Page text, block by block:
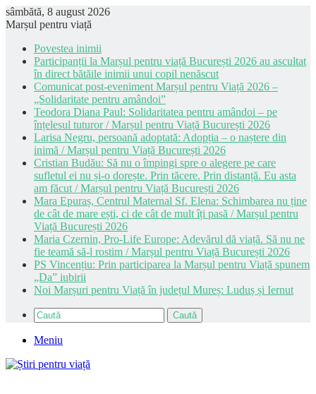
sâmbătă, 8 august 2026
Marșul pentru viață
Povestea inimii
Participanții la Marșul pentru viață București 2026 au ascultat
în direct bătăile inimii unui copil nenăscut
Comunicat post-eveniment Marșul pentru Viață 2026 –
„Solidaritate pentru amândoi”
Teodora Diana Paul: Solidaritatea pentru amândoi – pe
înțelesul tuturor / Marșul pentru Viață București 2026
Larisa Negru, persoană adoptată: Adopția – o naștere din
inimă / Marșul pentru Viață București 2026
Cristian Budău: Să nu o împingi spre o alegere pe care
sufletul ei nu și-o dorește. Prin tăcere. Prin distanță. Eu asta
am făcut / Marșul pentru Viață București 2026
Mara Epuraș, Centrul Maternal Sf. Elena: Schimbarea nu ține
de cât de mare ești, ci de cât de mult îți pasă / Marșul pentru
Viață București 2026
Maria Czernin, Pro-Life Europe: Adevărul dă viață. Să nu ne
fie teamă să-l rostim / Marșul pentru Viață București 2026
PS Vincențiu: Prin participarea la Marșul pentru Viață spunem
„Da” iubirii
Noi Marșuri pentru Viață în județul Mureș: Luduș și Iernut
Caută
Meniu